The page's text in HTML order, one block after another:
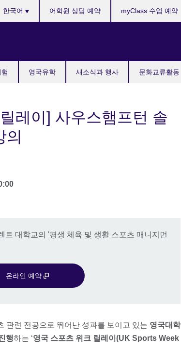
영국유학 새소식과 행사 문화교류활동
한국어 어학원 상담 예약 myClass 수업 예약
레이] 사우스햄프턴 솔
의
트 대학교의 '평생 체육 및 생활 스포츠 매니지먼
온라인 예약
관련 전공으로 뛰어난 성과를 보이고 있는 영국대학
행하는 ‘영국 스포츠 위크 릴레이(UK Sports Week